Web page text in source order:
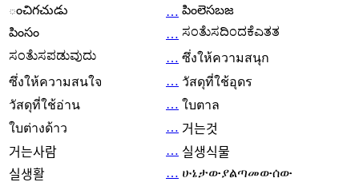
ంచిగచుడు
… పింలెసబజ
పింసం
… ಸಂತೆುಸದಿಂದಕೆಎತತ
ಸಂತೆುಸಪಡುವುದು
… ซึ่งให้ความสนุก
ซึ่งให้ความสนใจ
… วัสดุที่ใช้อุดร
วัสดุที่ใช้อ่าน
… ใบตาล
ใบต่างด้าว
… 거는것
거는사람
… 실생식물
실생활
… ሁኔታውያልጣመውሰው